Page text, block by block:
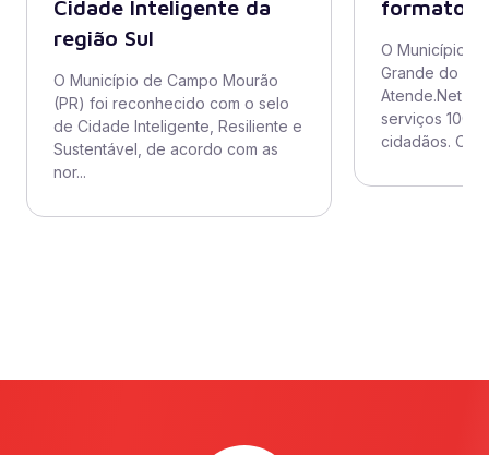
Cidade Inteligente da
região Sul
O Município de Campo Mourão
(PR) foi reconhecido com o selo
de Cidade Inteligente, Resiliente e
Sustentável, de acordo com as
nor...
formato
O Município
Grande do
Atende.Net
serviços
cidadãos. O